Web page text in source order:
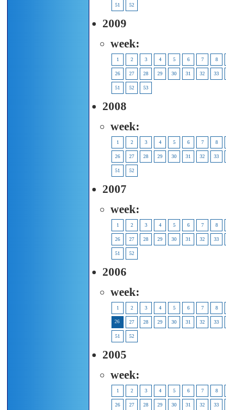
51 52
2009
week:
1 2 3 4 5 6 7 8
26 27 28 29 30 31 32 33
51 52 53
2008
week:
1 2 3 4 5 6 7 8
26 27 28 29 30 31 32 33
51 52
2007
week:
1 2 3 4 5 6 7 8
26 27 28 29 30 31 32 33
51 52
2006
week:
1 2 3 4 5 6 7 8
26 27 28 29 30 31 32 33
51 52
2005
week:
1 2 3 4 5 6 7 8
26 27 28 29 30 31 32 33